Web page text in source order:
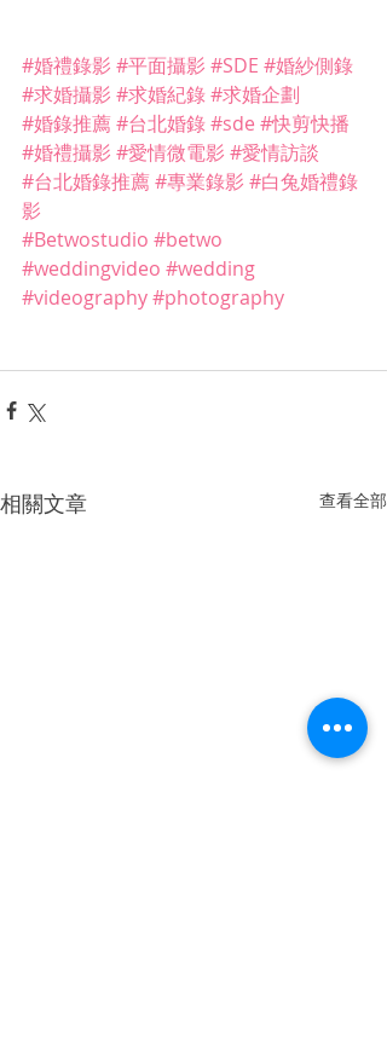
#婚禮錄影 #平面攝影 #SDE #婚紗側錄
#求婚攝影 #求婚紀錄#求婚企劃
#婚錄推薦#台北婚錄#sde #快剪快播
#婚禮攝影 #愛情微電影 #愛情訪談
#台北婚錄推薦#專業錄影 #白兔婚禮錄
影
#Betwostudio #betwo
#weddingvideo #wedding
#videography#photography
相關文章 查看全部